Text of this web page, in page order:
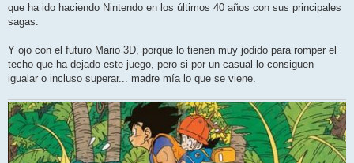
que ha ido haciendo Nintendo en los últimos 40 años con sus principales
sagas.
Y ojo con el futuro Mario 3D, porque lo tienen muy jodido para romper el
techo que ha dejado este juego, pero si por un casual lo consiguen
igualar o incluso superar... madre mía lo que se viene.